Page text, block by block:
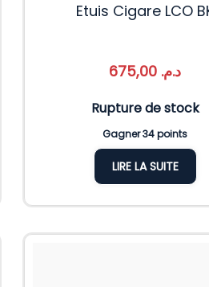
Etuis Cigare LCO
د.م.
Rupture de stock
Gagner 34 points
LIRE LA SUITE